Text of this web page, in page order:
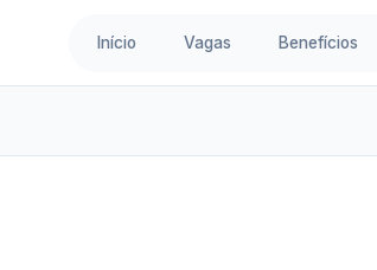
Início Vagas Benefícios